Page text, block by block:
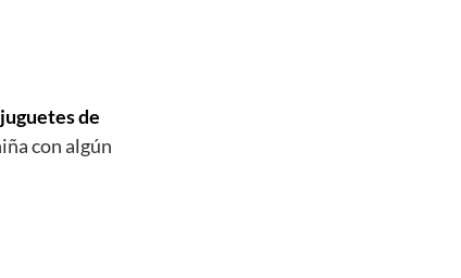
juguetes de
con algún